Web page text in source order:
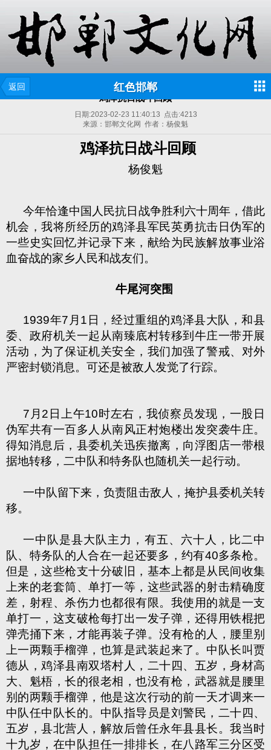
返回 红色邯郸
鸡泽抗日战斗回顾
日期:2023-02-23 11:40:13 点击:4213
来源：邯郸文化网 作者：杨俊魁
鸡泽抗日战斗回顾
杨俊魁
今年恰逢中国人民抗日战争胜利六十周年，借此
机会，我将所经历的鸡泽县军民英勇抗击日伪军的
一些史实回忆并记录下来，献给为民族解放事业浴
血奋战的家乡人民和战友们。
牛尾河突围
1939年7月1日，经过重组的鸡泽县大队，和县
委、政府机关一起从南臻底村转移到牛庄一带开展
活动，为了保证机关安全，我们加强了警戒、对外
严密封锁消息。可还是被敌人发觉了行踪。
7月2日上午10时左右，我侦察员发现，一股日
伪军共有一百多人从南风正村炮楼出发突袭牛庄。
得知消息后，县委机关迅疾撤离，向浮图店一带根
据地转移，二中队和特务队也随机关一起行动。
一中队留下来，负责阻击敌人，掩护县委机关转
移。
一中队是县大队主力，有五、六十人，比二中
队、特务队的人合在一起还要多，约有40多条枪。
但是，这些枪支十分破旧，基本上都是从民间收集
上来的老套筒、单打一等，这些武器的射击精确度
差，射程、杀伤力也都很有限。我使用的就是一支
单打一，这支破枪每打出一发子弹，还得用铁棍把
弹壳捅下来，才能再装子弹。没有枪的人，腰里别
上一两颗手榴弹，也算是武装起来了。中队长叫贾
德从，鸡泽县南双塔村人，二十四、五岁，身材高
大、魁梧，长的很老相，也没有枪，武器就是腰里
别的两颗手榴弹，他是这次行动的前一天才调来一
中队任中队长的。中队指导员是刘警民，二十四、
五岁，县北营人，解放后曾任永年县县长。我当时
十九岁，在中队担任一排排长，在八路军三分区受